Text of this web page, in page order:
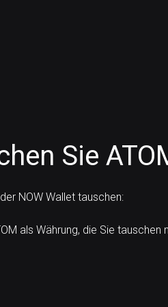
Sie
NOW Wallet tauschen:
als Währung, die Sie tauschen